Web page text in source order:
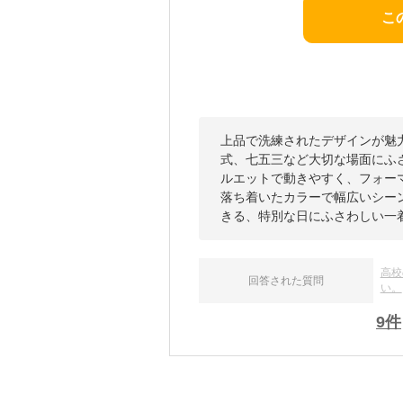
こ
上品で洗練されたデザインが
式、七五三など大切な場面に
ルエットで動きやすく、フォ
落ち着いたカラーで幅広いシ
きる、特別な日にふさわしい一
回答された質問
高
い。
9件